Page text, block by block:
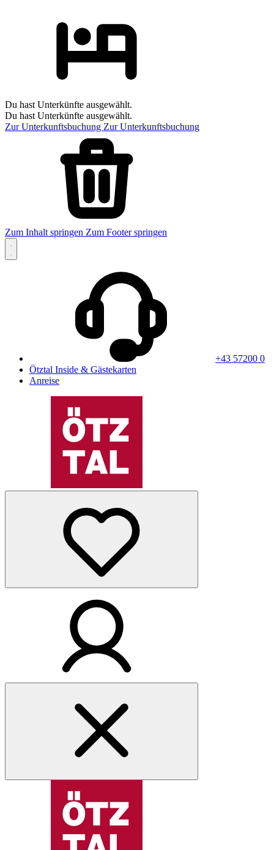
Du hast Unterkünfte ausgewählt.
Du hast Unterkünfte ausgewählt.
Zur Unterkunftsbuchung Zur Unterkunftsbuchung
Zum Inhalt springen Zum Footer springen
+43 57200 0
Ötztal Inside & Gästekarten
Anreise